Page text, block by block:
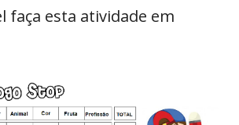
faça esta atividade em